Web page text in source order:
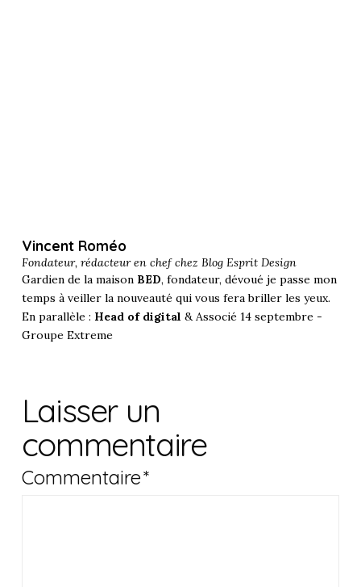
Vincent Roméo
Fondateur, rédacteur en chef chez Blog Esprit Design
Gardien de la maison BED, fondateur, dévoué je passe mon
temps à veiller la nouveauté qui vous fera briller les yeux.
En parallèle : Head of digital & Associé 14 septembre -
Groupe Extreme
Laisser un
commentaire
Commentaire*